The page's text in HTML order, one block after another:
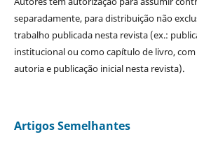
separadamente, para distribuição não
trabalho publicada nesta revista (ex.:
institucional ou como capítulo de livro,
autoria e publicação inicial nesta revista).
Artigos Semelhantes